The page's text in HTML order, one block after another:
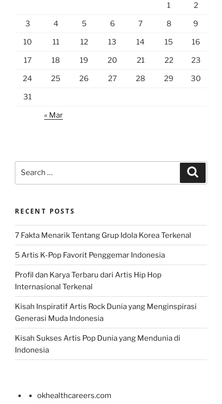
1 2
3 4 5 6 7 8 9
10 11 12 13 14 15 16
17 18 19 20 21 22 23
24 25 26 27 28 29 30
31
« Mar
RECENT POSTS
7 Fakta Menarik Tentang Grup Idola Korea Terkenal
5 Artis K-Pop Favorit Penggemar Indonesia
Profil dan Karya Terbaru dari Artis Hip Hop
Internasional Terkenal
Kisah Inspiratif Artis Rock Dunia yang Menginspirasi
Generasi Muda Indonesia
Kisah Sukses Artis Pop Dunia yang Mendunia di
Indonesia
okhealthcareers.com